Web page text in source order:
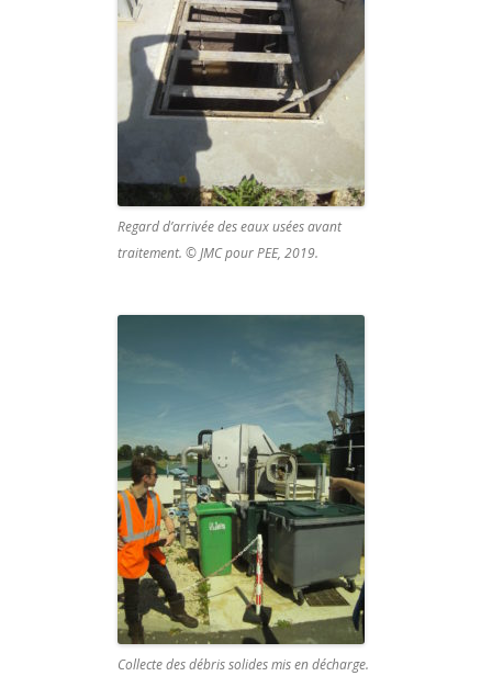
Regard d’arrivée des eaux usées avant
traitement. © JMC pour PEE, 2019.
Collecte des débris solides mis en décharge.